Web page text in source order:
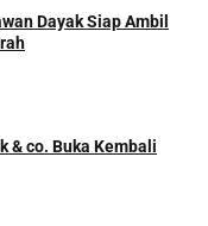
Dayak Siap Ambil
& co. Buka Kembali